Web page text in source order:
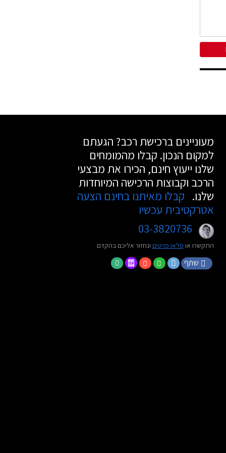
מעוניינים ברכישת רכב? הגעתם
למקום הנכון. קבלו מהמומחים
שלנו ייעוץ חינם, הכירו את מבצעי
הרכב וקבוצות הרכישה המיוחדות
שלנו. קבלו מאיתנו בחינם הצעה
אטרקטיבית עכשיו
03-3820736
התקשרו או מלאו פרטים ונחזור אליכם בהקדם
שתף